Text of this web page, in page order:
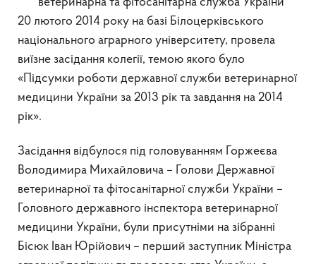
20 лютого 2014 року на базі Білоцерківського
національного аграрного університету, провела
виїзне засідання колегії, темою якого було
«Підсумки роботи державної служби ветеринарної
медицини України за 2013 рік та завдання на 2014
рік».
Засідання відбулося під головуванням Горжеєва
Володимира Михайловича – Голови Державної
ветеринарної та фітосанітарної служби України –
Головного державного інспектора ветеринарної
медицини України, були присутніми на зібранні
Бісюк Іван Юрійович – перший заступник Міністра